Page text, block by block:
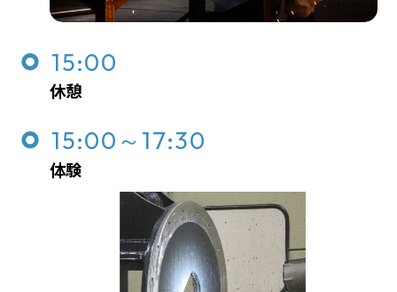
15:00
休憩
15:00～17:30
体験